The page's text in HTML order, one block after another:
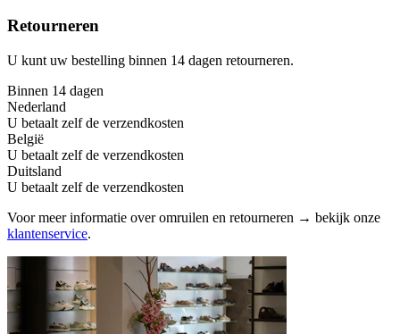
Retourneren
U kunt uw bestelling binnen 14 dagen retourneren.
Binnen 14 dagen
Nederland
U betaalt zelf de verzendkosten
België
U betaalt zelf de verzendkosten
Duitsland
U betaalt zelf de verzendkosten
Voor meer informatie over omruilen en retourneren → bekijk onze
klantenservice.